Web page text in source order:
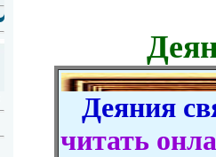
Деяния
читать